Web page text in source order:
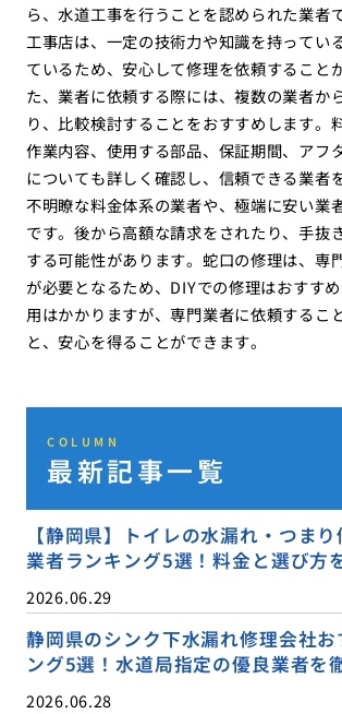
ら、水道工事を行うことを認められた業者
工事店は、一定の技術力や知識を持ってい
ているため、安心して修理を依頼すること
た、業者に依頼する際には、複数の業者か
り、比較検討することをおすすめします。
作業内容、使用する部品、保証期間、アフ
についても詳しく確認し、信頼できる業者
不明瞭な料金体系の業者や、極端に安い業
です。後から高額な請求をされたり、手抜
する可能性があります。蛇口の修理は、専
が必要となるため、DIYでの修理はおすす
用はかかりますが、専門業者に依頼するこ
と、安心を得ることができます。
COLUMN
最新記事一覧
【静岡県】トイレの水漏れ・つま
業者ランキング5選！料金と選び方
2026.06.29
静岡県のシンク下水漏れ修理会社
ング5選！水道局指定の優良業者を
2026.06.28